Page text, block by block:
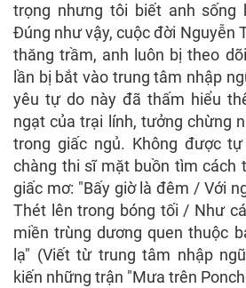
trọng nhưng tôi biết anh sống
Đúng như vậy, cuộc đời Nguyễn
thăng trầm, anh luôn bị theo
lần bị bắt vào trung tâm nhập
yêu tự do này đã thấm hiểu
ngạt của trại lính, tưởng chừng
trong giấc ngủ. Không được
chàng thi sĩ mặt buồn tìm cách
giấc mơ: "Bấy giờ là đêm / Với
Thét lên trong bóng tối / Như
miền trùng dương quen thuộc
lạ" (Viết từ trung tâm nhập
kiến những trận "Mưa trên